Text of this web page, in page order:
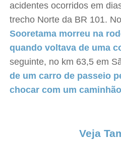
acidentes ocorridos em
trecho Norte da BR 101.
Sooretama morreu na
quando voltava de uma
seguinte, no km 63,5 em
de um carro de passeio
chocar com um caminhão
Veja